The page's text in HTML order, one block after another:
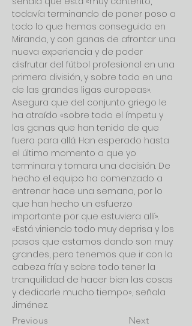
Previous Next
todavía terminando de poner poso a
todo lo que hemos conseguido en
Miranda, y con ganas de afrontar una
nueva experiencia y de poder
disfrutar del fútbol profesional en una
primera división, y sobre todo en una
de las grandes ligas europeas».
Asegura que del conjunto griego le
ha atraído «sobre todo el ímpetu y
las ganas que han tenido de que
fuera para allá. Han esperado hasta
el último momento a que yo
terminara y tomara una decisión. De
hecho el equipo ha comenzado a
entrenar hace una semana, por lo
que han hecho un esfuerzo
importante por que estuviera allí».
«Está viniendo todo muy deprisa y los
pasos que estamos dando son muy
grandes, pero tenemos que ir con la
cabeza fría y sobre todo tener la
tranquilidad de hacer bien las cosas
y dedicarle mucho tiempo», señala
Jiménez.